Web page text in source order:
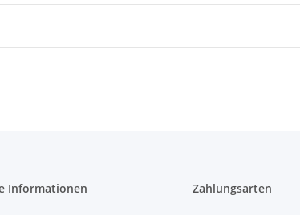
Informationen Zahlungsarten